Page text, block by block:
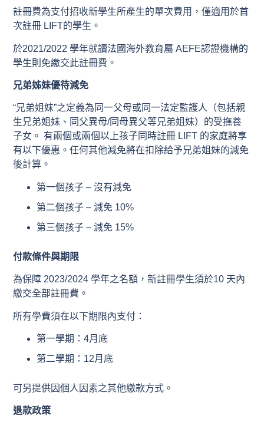
註冊費為支付招收新學生所產生的單次費用，僅適用於首
次註冊 LIFT的學生。
於2021/2022 學年就讀法國海外教育屬 AEFE認證機構的
學生則免繳交此註冊費。
兄弟姊妹優待減免
“兄弟姐妹”之定義為同一父母或同一法定監護人（包括親
生兄弟姐妹、同父異母/同母異父等兄弟姐妹）的受撫養
子女。 有兩個或兩個以上孩子同時註冊 LIFT 的家庭將享
有以下優惠。任何其他減免將在扣除給予兄弟姐妹的減免
後計算。
第一個孩子 – 沒有減免
第二個孩子 – 減免 10%
第三個孩子 – 減免 15%
付款條件與期限
為保障 2023/2024 學年之名額，新註冊學生須於10 天內
繳交全部註冊費。
所有學費須在以下期限內支付：
第一學期：4月底
第二學期：12月底
可另提供因個人因素之其他繳款方式。
退款政策